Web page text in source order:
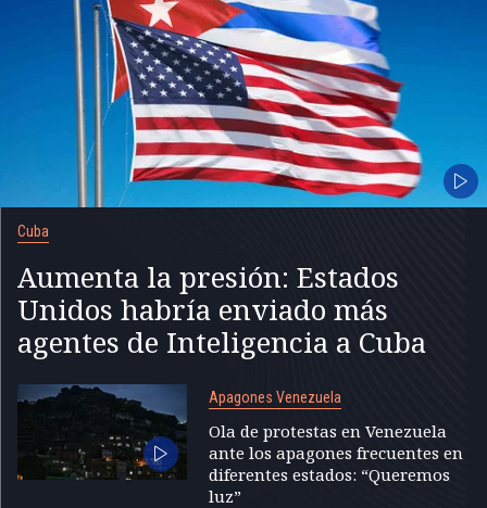
Cuba
Aumenta la presión: Estados
Unidos habría enviado más
agentes de Inteligencia a Cuba
Apagones Venezuela
Ola de protestas en Venezuela
ante los apagones frecuentes en
diferentes estados: “Queremos
luz”